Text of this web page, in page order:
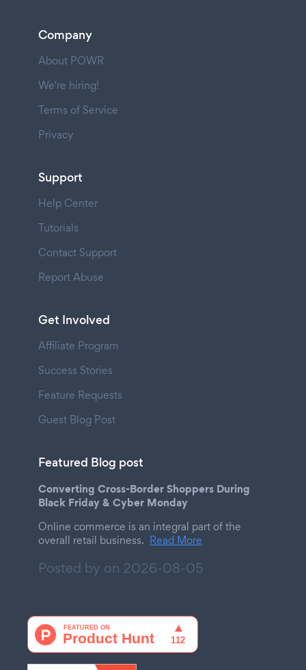
Company
About POWR
We're hiring!
Terms of Service
Privacy
Support
Help Center
Tutorials
Contact Support
Report Abuse
Get Involved
Affiliate Program
Success Stories
Feature Requests
Guest Blog Post
Featured Blog post
Converting Cross-Border Shoppers During
Black Friday & Cyber Monday
Online commerce is an integral part of the
overall retail business. Read More
Posted by on 2026-08-05